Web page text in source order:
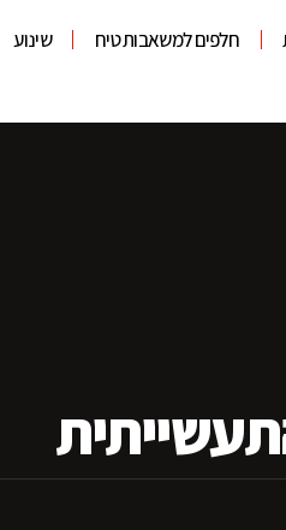
חלפים למשאבות טיח שינוע